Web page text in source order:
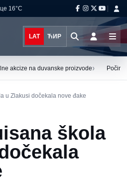
16°C
LAT ЋИР
akcize na duvanske proizvode›
u Zlakusi dočekala nove đake
škola